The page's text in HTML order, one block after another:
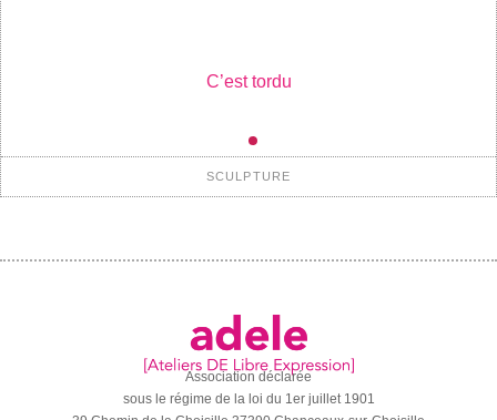
C’est tordu
SCULPTURE
Association déclarée
sous le régime de la loi du 1er juillet 1901